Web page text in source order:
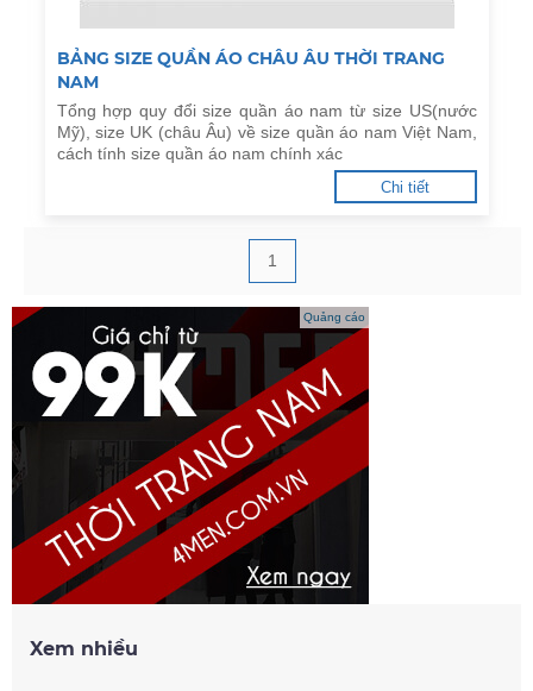
BẢNG SIZE QUẦN ÁO CHÂU ÂU THỜI TRANG
NAM
Tổng hợp quy đổi size quần áo nam từ size US(nước
Mỹ), size UK (châu Âu) về size quần áo nam Việt Nam,
cách tính size quần áo nam chính xác
Chi tiết
1
Quảng cáo
Xem nhiều